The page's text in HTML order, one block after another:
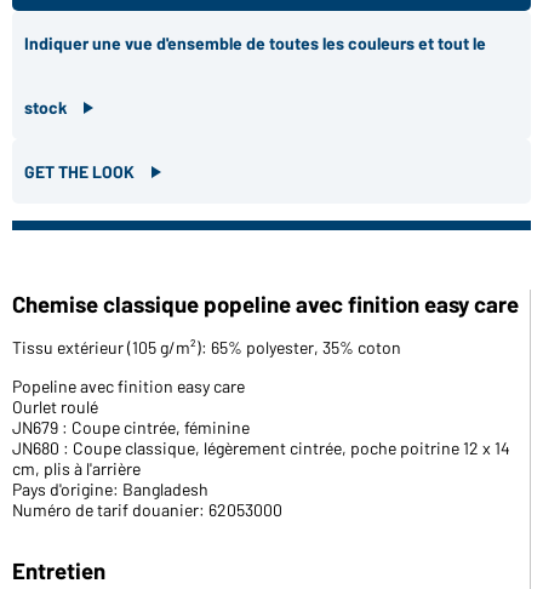
Indiquer une vue d'ensemble de toutes les couleurs et tout le
stock
GET THE LOOK
Chemise classique popeline avec finition easy care
Tissu extérieur (105 g/m²): 65% polyester, 35% coton
Popeline avec finition easy care
Ourlet roulé
JN679 : Coupe cintrée, féminine
JN680 : Coupe classique, légèrement cintrée, poche poitrine 12 x 14
cm, plis à l'arrière
Pays d'origine: Bangladesh
Numéro de tarif douanier: 62053000
Entretien